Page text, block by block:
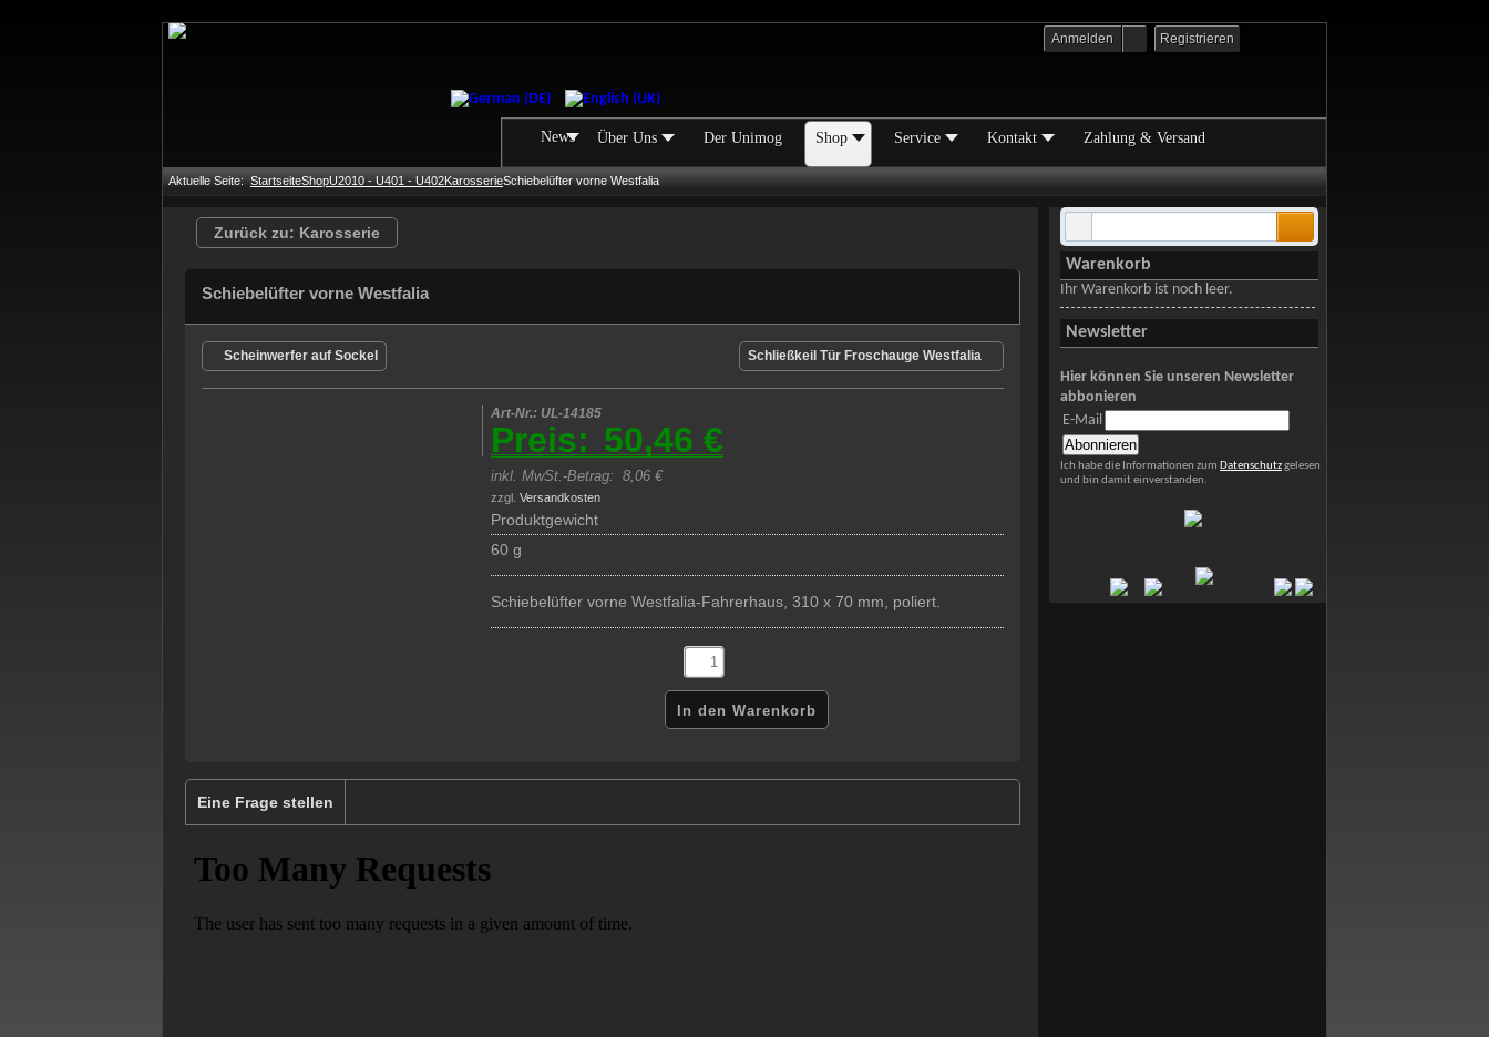
Anmelden Registrieren
News Über Uns Der Unimog Shop Service Kontakt Zahlung & Versand
Aktuelle Seite: StartseiteShopU2010 - U401 - U402KarosserieSchiebelüfter vorne Westfalia
Zurück zu: Karosserie
Schiebelüfter vorne Westfalia
Scheinwerfer auf Sockel Schließkeil Tür Froschauge Westfalia
Art-Nr.: UL-14185
Preis: 50,46 €
inkl. MwSt.-Betrag: 8,06 €
zzgl. Versandkosten
Produktgewicht
60 g
Schiebelüfter vorne Westfalia-Fahrerhaus, 310 x 70 mm, poliert.
Eine Frage stellen
Warenkorb
Ihr Warenkorb ist noch leer.
Newsletter
Hier können Sie unseren Newsletter
abbonieren
E-Mail
Ich habe die Informationen zum Datenschutzgelesen
und bin damit einverstanden.